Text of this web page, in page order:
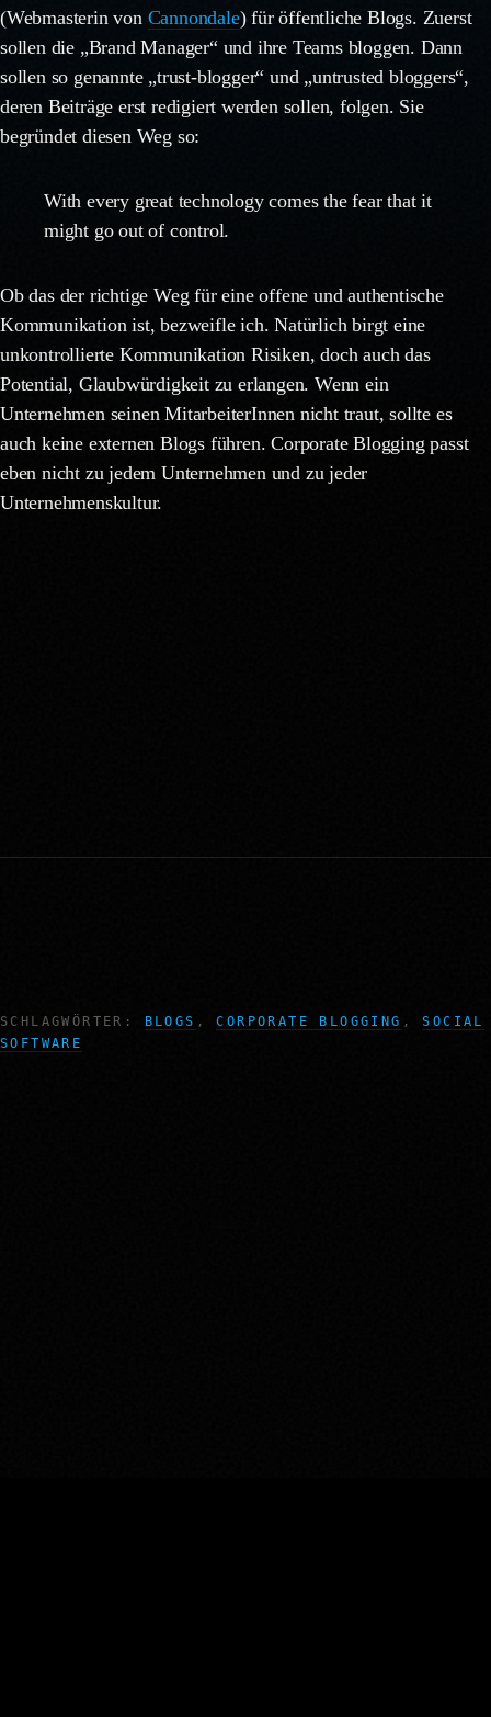
(Webmasterin von Cannondale) für öffentliche Blogs. Zuerst
sollen die „Brand Manager“ und ihre Teams bloggen. Dann
sollen so genannte „trust-blogger“ und „untrusted bloggers“,
deren Beiträge erst redigiert werden sollen, folgen. Sie
begründet diesen Weg so:
With every great technology comes the fear that it
might go out of control.
Ob das der richtige Weg für eine offene und authentische
Kommunikation ist, bezweifle ich. Natürlich birgt eine
unkontrollierte Kommunikation Risiken, doch auch das
Potential, Glaubwürdigkeit zu erlangen. Wenn ein
Unternehmen seinen MitarbeiterInnen nicht traut, sollte es
auch keine externen Blogs führen. Corporate Blogging passt
eben nicht zu jedem Unternehmen und zu jeder
Unternehmenskultur.
SCHLAGWÖRTER: BLOGS ,CORPORATE BLOGGING ,SOCIAL
SOFTWARE